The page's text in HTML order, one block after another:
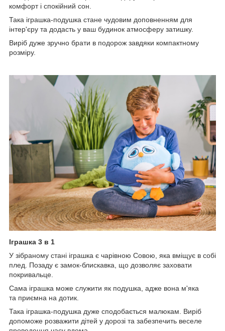
комфорт і спокійний сон.
Така іграшка-подушка стане чудовим доповненням для
інтер'єру та додасть у ваш будинок атмосферу затишку.
Виріб дуже зручно брати в подорож завдяки компактному
розміру.
Іграшка 3 в 1
У зібраному стані іграшка є чарівною Совою, яка вміщує в собі
плед. Позаду є замок-блискавка, що дозволяє заховати
покривальце.
Сама іграшка може служити як подушка, адже вона м'яка
та приємна на дотик.
Така іграшка-подушка дуже сподобається малюкам. Виріб
допоможе розважити дітей у дорозі та забезпечить веселе